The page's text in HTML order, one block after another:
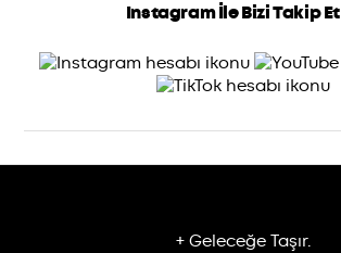
Instagram İle Bizi Takip Et
+ Geleceğe Taşır.